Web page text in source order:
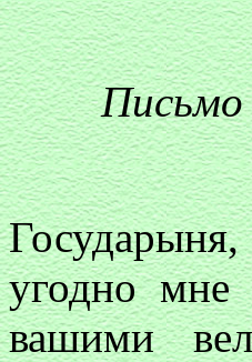
Письмо
угодно мне
вашими